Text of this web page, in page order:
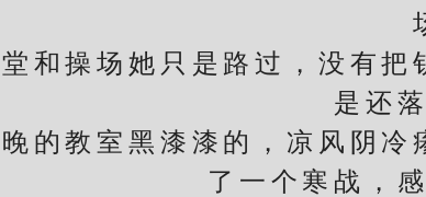
操场她只是路过，没有把
是还
教室黑漆漆的，凉风阴冷
了一个寒战，